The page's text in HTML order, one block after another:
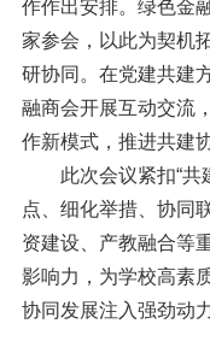
作作出安排。绿色金
家参会，以此为契机
研协同。在党建共建
融商会开展互动交流
作新模式，推进共建
此次会议紧扣“共
点、细化举措、协同
资建设、产教融合等
影响力，为学校高素
协同发展注入强劲动力